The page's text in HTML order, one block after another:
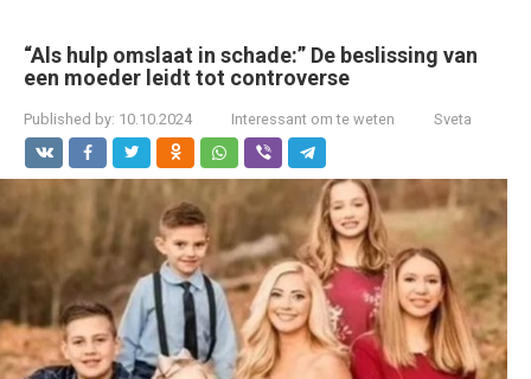
“Als hulp omslaat in schade:” De beslissing van
een moeder leidt tot controverse
Published by: 10.10.2024 Interessant om te weten Sveta